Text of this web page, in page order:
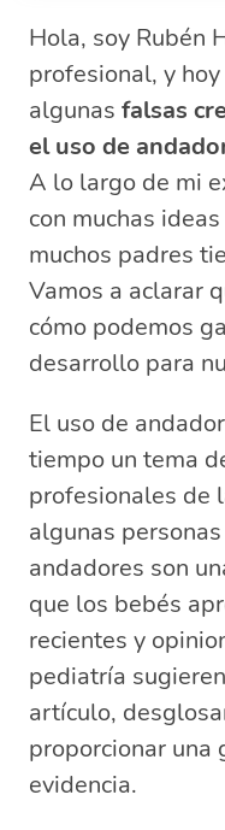
para bebés?
¿Qué dicen
andador?
¿Cómo
psicomotriz?
Alternativas
estimular la
¿A qué edad
andador?
¿Cuáles son
andadores?
Preguntas
uso de andadores
¿Por qué
para los
¿Qué dice
andaderas?
¿Qué
andador?
¿Qué
andadera?
Hola, soy Rubén
profesional, y
algunas falsas
el uso de
A lo largo de mi
con muchas
muchos padres
Vamos a aclarar
cómo podemos
desarrollo para
El uso de
tiempo un tema
profesionales de
algunas
andadores son
que los bebés
recientes y
pediatría
artículo,
proporcionar una
evidencia.